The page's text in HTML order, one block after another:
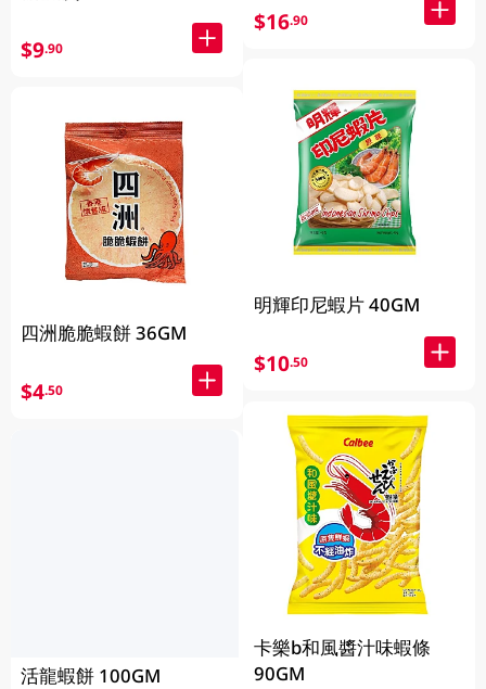
$9.90
四洲脆脆蝦餅 36GM
$4.50
活龍蝦餅 100GM
$16.90
明輝印尼蝦片 40GM
$10.50
卡樂b和風醬汁味蝦條
90GM